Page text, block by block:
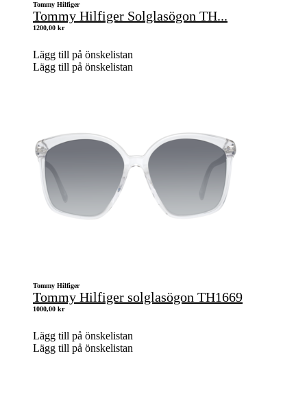
Tommy Hilfiger
Tommy Hilfiger Solglasögon TH...
1200,00 kr
Lägg till på önskelistan
Lägg till på önskelistan
Tommy Hilfiger
Tommy Hilfiger solglasögon TH1669
1000,00 kr
Lägg till på önskelistan
Lägg till på önskelistan